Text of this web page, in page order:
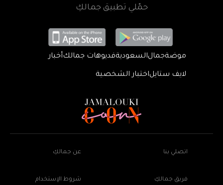
حمّلي تطبيق جمالكِ
موضةجمالالسعوديةفديوهات جمالكأخبار
لايف ستايلاختبار الشخصية
اتصلي بنا عن جمالكِ
فريق جمالكِ شروط الإستخدام